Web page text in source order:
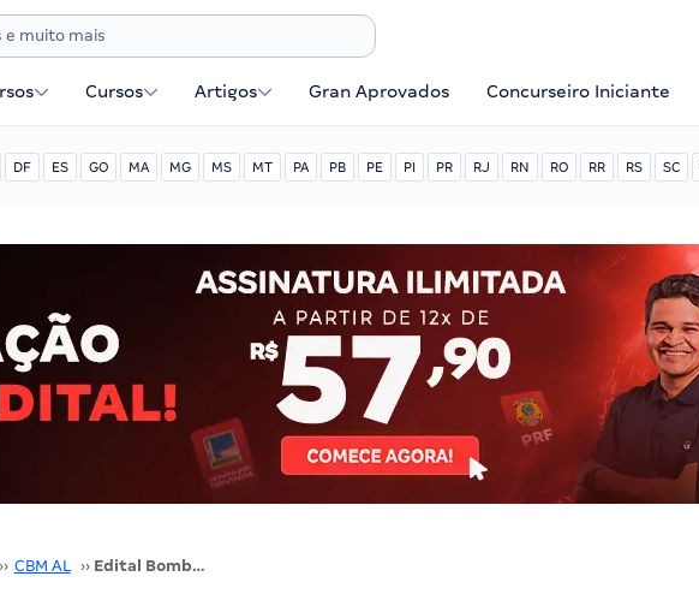
Cursos Artigos Gran Aprovados Concurseiro Iniciante
DF ES GO MA MG MS MT PA PB PE PI PR RJ RN RO RR RS SC
›› CBM AL ›› Edital Bombeiro AL SAIU! Iniciais de R$ 11,5 mil; 344 vagas!